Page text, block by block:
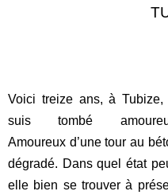
Voici treize ans, à Tubize,
suis tombé
Amoureux d’une tour au
dégradé. Dans quel état
elle bien se trouver à